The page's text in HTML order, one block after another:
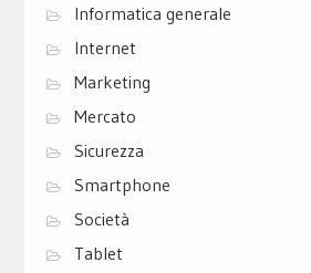
Informatica generale
Internet
Marketing
Mercato
Sicurezza
Smartphone
Società
Tablet